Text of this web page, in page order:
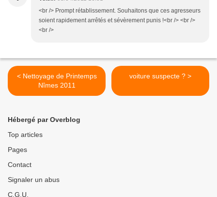
<br /> Prompt rétablissement. Souhaitons que ces agresseurs
soient rapidement arrêtés et sévèrement punis !<br /> <br />
<br />
< Nettoyage de Printemps
Nîmes 2011
voiture suspecte ? >
Hébergé par Overblog
Top articles
Pages
Contact
Signaler un abus
C.G.U.